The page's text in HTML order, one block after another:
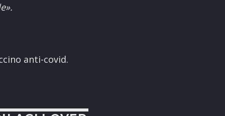
».
anti-covid.